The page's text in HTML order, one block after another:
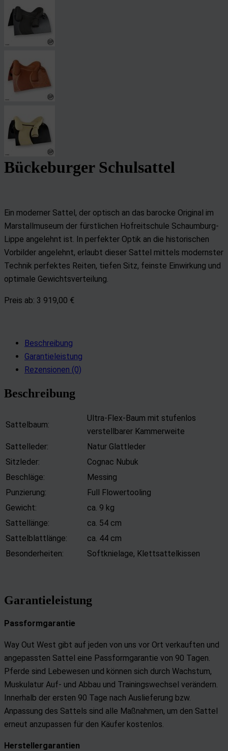
Bückeburger Schulsattel
Ein moderner Sattel, der optisch an das barocke Original im
Marstallmuseum der fürstlichen Hofreitschule Schaumburg-
Lippe angelehnt ist. In perfekter Optik an die historischen
Vorbilder angelehnt, erlaubt dieser Sattel mittels modernster
Technik perfektes Reiten, tiefen Sitz, feinste Einwirkung und
optimale Gewichtsverteilung.
Preis ab: 3 919,00 €
Beschreibung
Garantieleistung
Rezensionen (0)
Beschreibung
Sattelbaum:
Ultra-Flex-Baum mit stufenlos
verstellbarer Kammerweite
Sattelleder:
Natur Glattleder
Sitzleder:
Cognac Nubuk
Beschläge:
Messing
Punzierung:
Full Flowertooling
Gewicht:
ca. 9 kg
Sattellänge:
ca. 54 cm
Sattelblattlänge:
ca. 44 cm
Besonderheiten:
Softknielage, Klettsattelkissen
Garantieleistung
Passformgarantie
Way Out West gibt auf jeden von uns vor Ort verkauften und
angepassten Sattel eine Passformgarantie von 90 Tagen.
Pferde sind Lebewesen und können sich durch Wachstum,
Muskulatur Auf- und Abbau und Trainingswechsel verändern.
Innerhalb der ersten 90 Tage nach Auslieferung bzw.
Anpassung des Sattels sind alle Maßnahmen, um den Sattel
erneut anzupassen für den Käufer kostenlos.
Herstellergarantien